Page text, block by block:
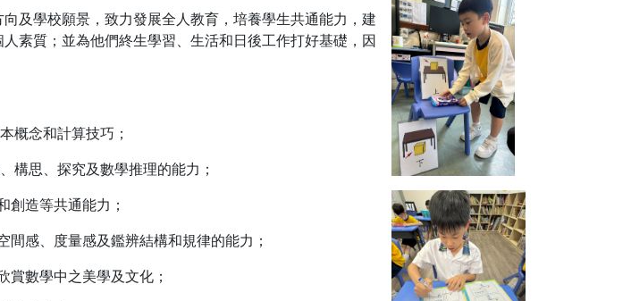
及學校願景，致力發展全人教育，培養學生共通能力，建
素質；並為他們終生學習、生活和日後工作打好基礎，因
概念和計算技巧；
構思、探究及數學推理的能力；
創造等共通能力；
感、度量感及鑑辨結構和規律的能力；
賞數學中之美學及文化；